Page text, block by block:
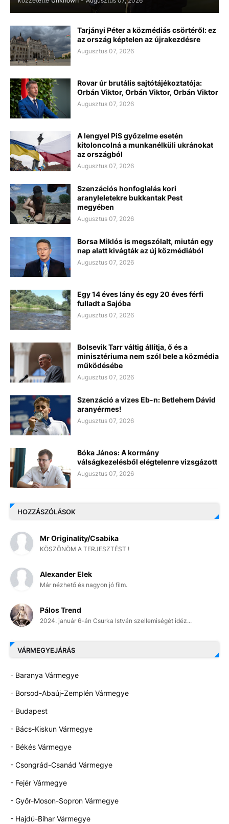
Tarjányi Péter a közmédiás csörtéről: ez
az ország képtelen az újrakezdésre
Augusztus 07, 2026
Rovar úr brutális sajtótájékoztatója:
Orbán Viktor, Orbán Viktor, Orbán Viktor
Augusztus 07, 2026
A lengyel PiS győzelme esetén
kitoloncolná a munkanélküli ukránokat
az országból
Augusztus 07, 2026
Szenzációs honfoglalás kori
aranyleletekre bukkantak Pest
megyében
Augusztus 07, 2026
Borsa Miklós is megszólalt, miután egy
nap alatt kivágták az új közmédiából
Augusztus 07, 2026
Egy 14 éves lány és egy 20 éves férfi
fulladt a Sajóba
Augusztus 07, 2026
Bolsevik Tarr váltig állítja, ő és a
minisztériuma nem szól bele a közmédia
működésébe
Augusztus 07, 2026
Szenzáció a vizes Eb-n: Betlehem Dávid
aranyérmes!
Augusztus 07, 2026
Bóka János: A kormány
válságkezelésből elégtelenre vizsgázott
Augusztus 07, 2026
HOZZÁSZÓLÁSOK
Mr Originality/Csabika
KÖSZÖNÖM A TERJESZTÉST !
Alexander Elek
Már nézhető és nagyon jó film.
Pálos Trend
2024. január 6-án Csurka István szellemiségét idéz...
VÁRMEGYEJÁRÁS
- Baranya Vármegye
- Borsod-Abaúj-Zemplén Vármegye
- Budapest
- Bács-Kiskun Vármegye
- Békés Vármegye
- Csongrád-Csanád Vármegye
- Fejér Vármegye
- Győr-Moson-Sopron Vármegye
- Hajdú-Bihar Vármegye